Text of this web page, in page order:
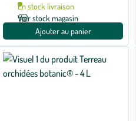
En stock livraison
Voir stock magasin
Ajouter au panier